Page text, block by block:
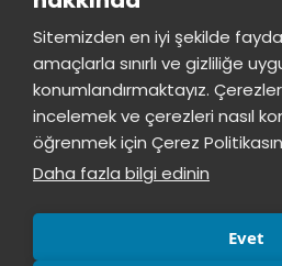
Sitemizden en iyi şekilde
amaçlarla sınırlı ve gizliliğe
konumlandırmaktayız. Çerezleri
incelemek ve çerezleri nasıl
öğrenmek için Çerez
Daha fazla bilgi edinin
Evet
ISTINYE
Press
Istinye Post